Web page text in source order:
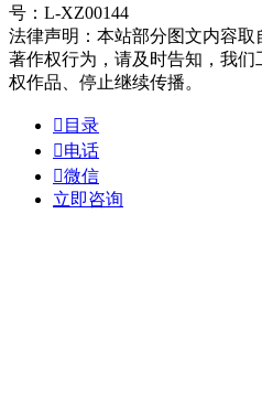
号：L-XZ00144
法律声明：本站部分图文内容
著作权行为，请及时告知，我
权作品、停止继续传播。
 目录
电话
微信
立即咨询